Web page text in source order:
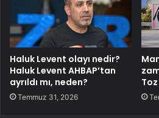
Haluk Levent olayı nedir?
Haluk Levent AHBAP’tan
ayrıldı mı, neden?
Temmuz 31, 2026